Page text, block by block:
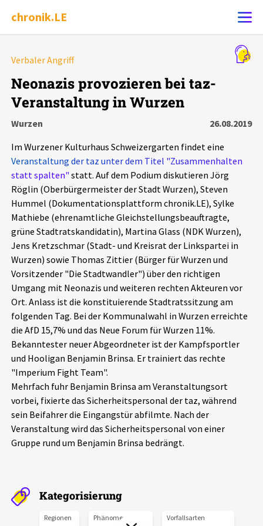
chronik.LE
Chronik
Leipziger Zustände
Schlaglichter
Phänomene
Aktuelles
Alle Beiträge
Veranstaltungen
Pressemitteilungen
Podcasts
Über uns
Projektbeschreibung
Kontakt
Unterstützer_innen
Spenden
chronik.LE in der Presse
Verbaler Angriff
Neonazis provozieren bei taz-
Veranstaltung in Wurzen
Wurzen
26.08.2019
Im Wurzener Kulturhaus Schweizergarten findet eine
Veranstaltung der taz unter dem Titel "Zusammenhalten
statt spalten" statt. Auf dem Podium diskutieren Jörg
Röglin (Oberbürgermeister der Stadt Wurzen), Steven
Hummel (Dokumentationsplattform chronik.LE), Sylke
Mathiebe (ehrenamtliche Gleichstellungsbeauftragte,
grüne Stadtratskandidatin), Martina Glass (NDK Wurzen),
Jens Kretzschmar (Stadt- und Kreisrat der Linkspartei in
Wurzen) sowie Thomas Zittier (Bürger für Wurzen und
Vorsitzender "Die Stadtwandler") über den richtigen
Umgang mit Neonazis und weiteren rechten Akteuren vor
Ort. Anlass ist die konstituierende Stadtratssitzung am
folgenden Tag. Bei der Kommunalwahl in Wurzen erreichte
die AfD 15,7% und das Neue Forum für Wurzen 11%.
Bekanntester neuer Abgeordneter ist der Kampfsportler
und Hooligan Benjamin Brinsa. Er trainiert das rechte
"Imperium Fight Team".
Mehrfach fuhr Benjamin Brinsa am Veranstaltungsort
vorbei, fixierte das Sicherheitspersonal der taz, während
sein Beifahrer die Eingangstür abfilmte. Nach der
Veranstaltung wird das Sicherheitspersonal von einer
Gruppe rund um Benjamin Brinsa bedrängt.
Kategorisierung
Regionen Phänomene Vorfallsarten
Alle Ereignisse
Ereignisse
Ereignisse Statistik